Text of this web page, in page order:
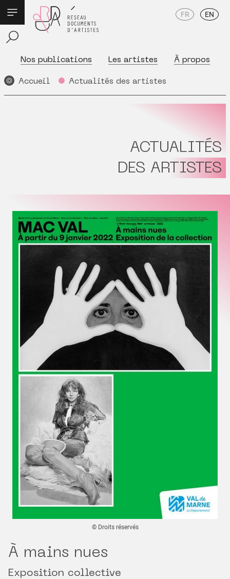
Nos publications Les artistes À propos
FR EN
Accueil Actualités des artistes
ACTUALITÉS
DES ARTISTES
© Droits réservés
À mains nues
Exposition collective